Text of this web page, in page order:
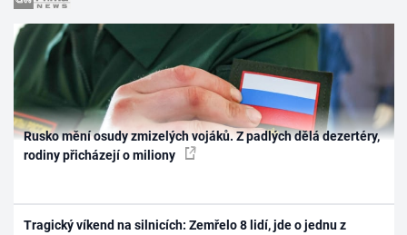
Rusko mění osudy zmizelých vojáků. Z padlých dělá dezertéry,
rodiny přicházejí o miliony
Tragický víkend na silnicích: Zemřelo 8 lidí, jde o jednu z